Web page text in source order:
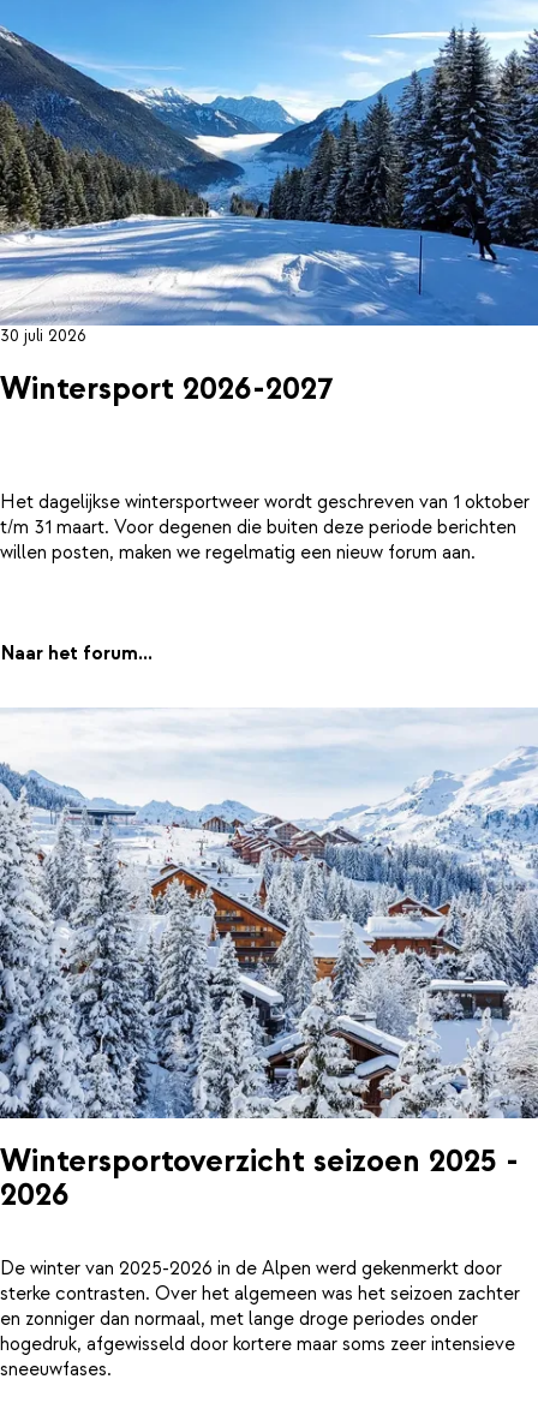
30 juli 2026
Wintersport 2026-2027
Het dagelijkse wintersportweer wordt geschreven van 1 oktober
t/m 31 maart. Voor degenen die buiten deze periode berichten
willen posten, maken we regelmatig een nieuw forum aan.
Naar het forum...
Wintersportoverzicht seizoen 2025 -
2026
De winter van 2025-2026 in de Alpen werd gekenmerkt door
sterke contrasten. Over het algemeen was het seizoen zachter
en zonniger dan normaal, met lange droge periodes onder
hogedruk, afgewisseld door kortere maar soms zeer intensieve
sneeuwfases.